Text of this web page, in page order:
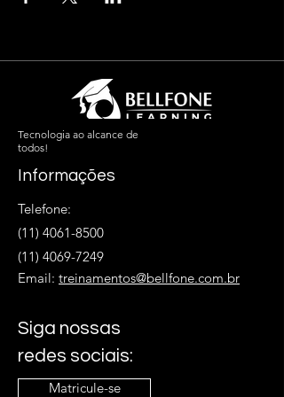
Tecnologia ao alcance de
todos!
Informações
Telefone:
(11) 4061-8500
(11) 4069-7249
Email: treinamentos@bellfone.com.br
Siga nossas
redes sociais:
Matricule-se